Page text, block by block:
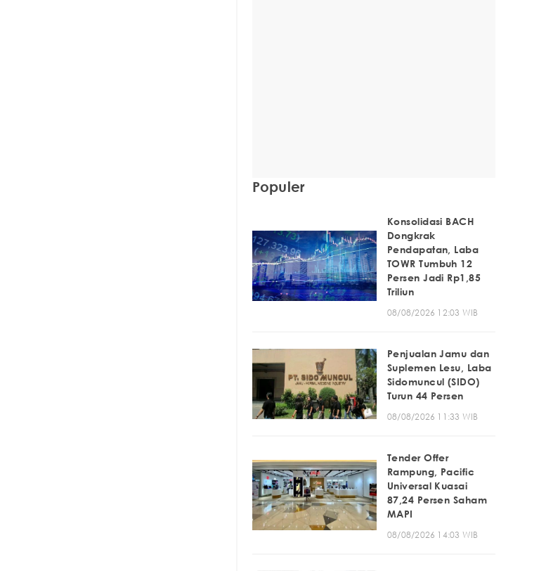
Populer
Konsolidasi BACH
Dongkrak
Pendapatan, Laba
TOWR Tumbuh 12
Persen Jadi Rp1,85
Triliun
08/08/2026 12:03 WIB
Penjualan Jamu dan
Suplemen Lesu, Laba
Sidomuncul (SIDO)
Turun 44 Persen
08/08/2026 11:33 WIB
Tender Offer
Rampung, Pacific
Universal Kuasai
87,24 Persen Saham
MAPI
08/08/2026 14:03 WIB